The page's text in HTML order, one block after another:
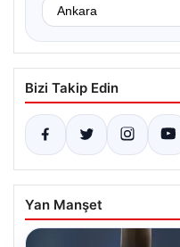
Bizi Takip Edin
Yan Manşet